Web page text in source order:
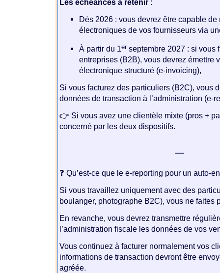
Les échéances à retenir :
Dès 2026 : vous devrez être capable
électroniques de vos fournisseurs via
À partir du 1erseptembre 2027 : si vous
entreprises (B2B), vous devrez émettre
électronique structuré (e-invoicing),
Si vous facturez des particuliers (B2C), vous
données de transaction à l’administration (e-
👉 Si vous avez une clientèle mixte (pros +
concerné par les deux dispositifs.
—
❓ Qu’est-ce que le e-reporting pour un auto-
Si vous travaillez uniquement avec des
boulanger, photographe B2C), vous ne faites
En revanche, vous devrez transmettre
l’administration fiscale les données de vos
Vous continuez à facturer normalement vos
informations de transaction devront être
agréée.